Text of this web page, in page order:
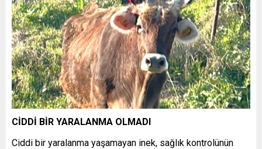
CİDDİ BİR YARALANMA OLMADI
Ciddi bir yaralanma yaşamayan inek, sağlık kontrolünün